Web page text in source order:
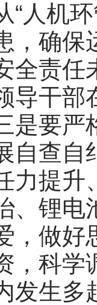
“人机
， 确保
全责任
导干部
是要严
自查自
力提升
、锂电
，做
，科学
发生多